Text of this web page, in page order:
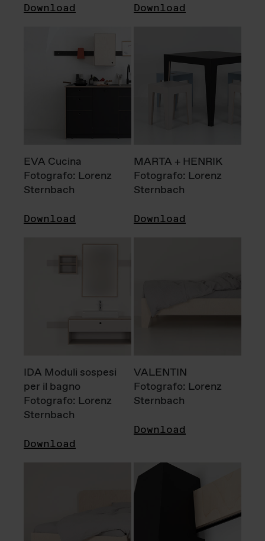
Download Download
EVA Cucina
Fotografo: Lorenz
Sternbach
Download
MARTA + HENRIK
Fotografo: Lorenz
Sternbach
Download
IDA Moduli sospesi
per il bagno
Fotografo: Lorenz
Sternbach
Download
VALENTIN
Fotografo: Lorenz
Sternbach
Download